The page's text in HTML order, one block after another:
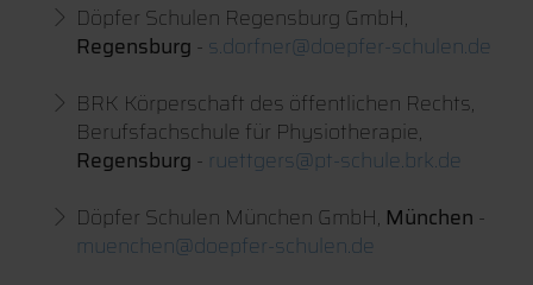
Döpfer Schulen Regensburg GmbH,
Regensburg - s.dorfner@doepfer-schulen.de
BRK Körperschaft des öffentlichen Rechts,
Berufsfachschule für Physiotherapie,
Regensburg - ruettgers@pt-schule.brk.de
Döpfer Schulen München GmbH, München -
muenchen@doepfer-schulen.de